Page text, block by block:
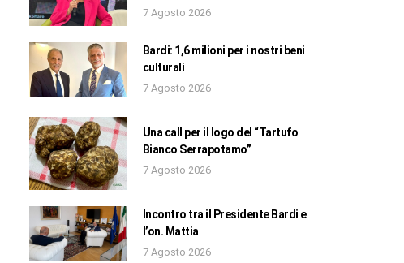
7 Agosto 2026
Bardi: 1,6 milioni per i nostri beni
culturali
7 Agosto 2026
Una call per il logo del “Tartufo
Bianco Serrapotamo”
7 Agosto 2026
Incontro tra il Presidente Bardi e
l’on. Mattia
7 Agosto 2026